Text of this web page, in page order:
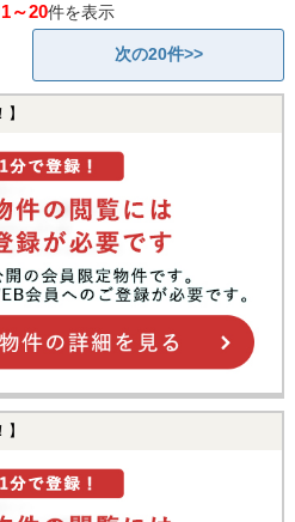
1～20件を表示
次の20件>>